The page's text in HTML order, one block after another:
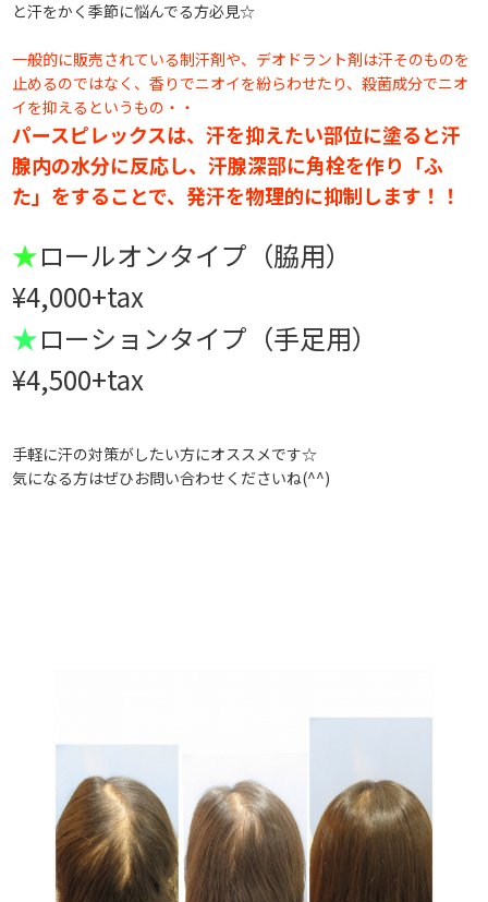
と汗をかく季節に悩んでる方必見 ☆
一般的に販売されている制汗剤や、デオドラント剤は汗そのものを
止めるのではなく、香りでニオイを紛らわせたり、殺菌成分でニオ
イを抑えるというもの ・・
パースピレックスは、汗を抑えたい部位に塗ると汗
腺内の水分に反応し、汗腺深部に角栓を作り「ふ
た」をすることで、発汗を物理的に抑制します！！
★ロールオンタイプ（脇用）
¥4,000+tax
★ローションタイプ（手足用）
¥4,500+tax
手軽に汗の対策がしたい方にオススメです ☆
気になる方はぜひお問い合わせくださいね(^^)